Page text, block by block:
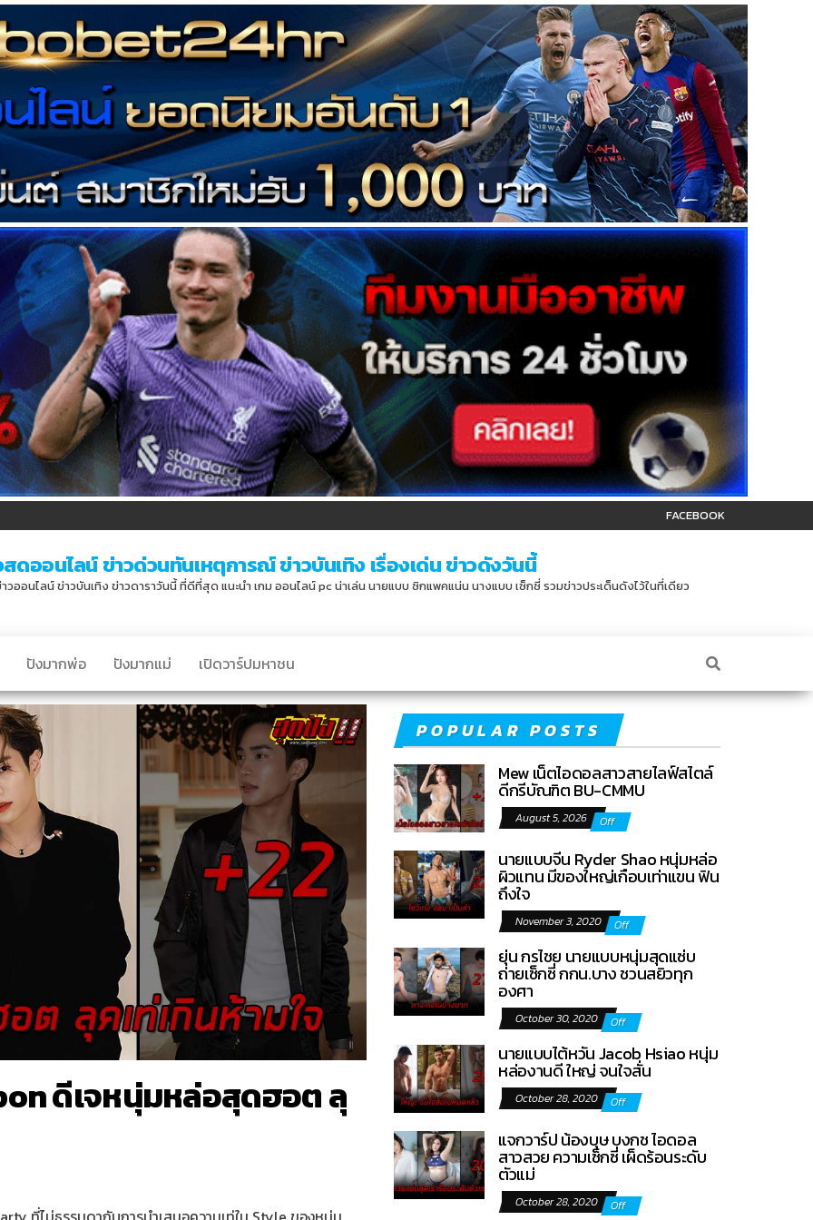
FACEBOOK
ดออนไลน์ ข่าวด่วนทันเหตุการณ์ ข่าวบันเทิง เรื่องเด่น ข่าวดังวันนี้
วออนไลน์ ข่าวบันเทิง ข่าวดาราวันนี้ ที่ดีที่สุด แนะนำ เกม ออนไลน์ pc น่าเล่น นายแบบ ซิกแพคแน่น นางแบบ เซ็กซี่ รวมข่าวประเด็นดังไว้ในที่เดียว
ปังมากพ่อ ปังมากแม่ เปิดวาร์ปมหาชน
ดีเจหนุ่มหล่อสุดฮอต ลุ
POPULAR POSTS
Mew เน็ตไอดอลสาวสายไลฟ์สไตล์
ดีกรีบัณฑิต BU-CMMU
August 5, 2026 Off
นายแบบจีน Ryder Shao หนุ่มหล่อ
ผิวแทน มีของใหญ่เกือบเท่าแขน ฟิน
ถึงใจ
November 3, 2020 Off
ยุ่น กรไชย นายแบบหนุ่มสุดแซ่บ
ถ่ายเซ็กซี่ กกน.บาง ชวนสยิวทุก
องศา
October 30, 2020 Off
นายแบบไต้หวัน Jacob Hsiao หนุ่ม
หล่องานดี ใหญ่ จนใจสั่น
October 28, 2020 Off
แจกวาร์ป น้องบุษ บงกช ไอดอล
สาวสวย ความเซ็กซี่ เผ็ดร้อนระดับ
ตัวแม่
October 28, 2020 Off